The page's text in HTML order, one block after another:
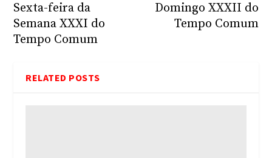
Sexta-feira da
Semana XXXI do
Tempo Comum
Domingo XXXII do
Tempo Comum
RELATED POSTS